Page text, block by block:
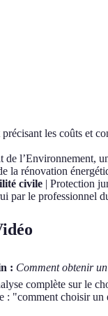
les coûts et
de l’Environnement,
la rénovation
civile | Protection
par le professionnel
: Comment obtenir
complète sur le
: "comment choisir un